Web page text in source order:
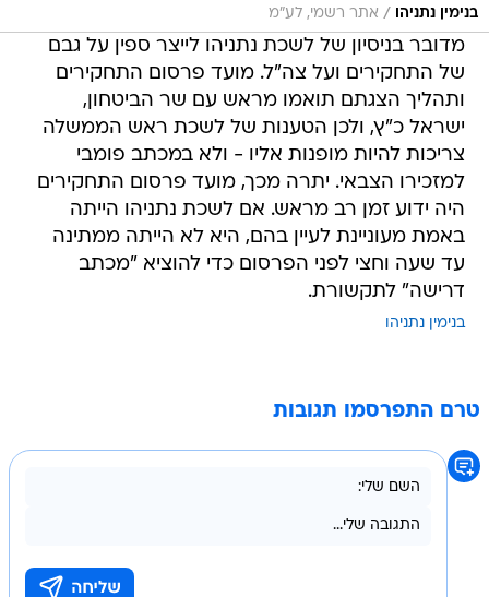
בנימין נתניהו / אתר רשמי, לע"מ
מדובר בניסיון של לשכת נתניהו לייצר ספין על גבם
של התחקירים ועל צה"ל. מועד פרסום התחקירים
ותהליך הצגתם תואמו מראש עם שר הביטחון,
ישראל כ"ץ, ולכן הטענות של לשכת ראש הממשלה
צריכות להיות מופנות אליו - ולא במכתב פומבי
למזכירו הצבאי. יתרה מכך, מועד פרסום התחקירים
היה ידוע זמן רב מראש. אם לשכת נתניהו הייתה
באמת מעוניינת לעיין בהם, היא לא הייתה ממתינה
עד שעה וחצי לפני הפרסום כדי להוציא "מכתב
דרישה" לתקשורת.
בנימין נתניהו
טרם התפרסמו תגובות